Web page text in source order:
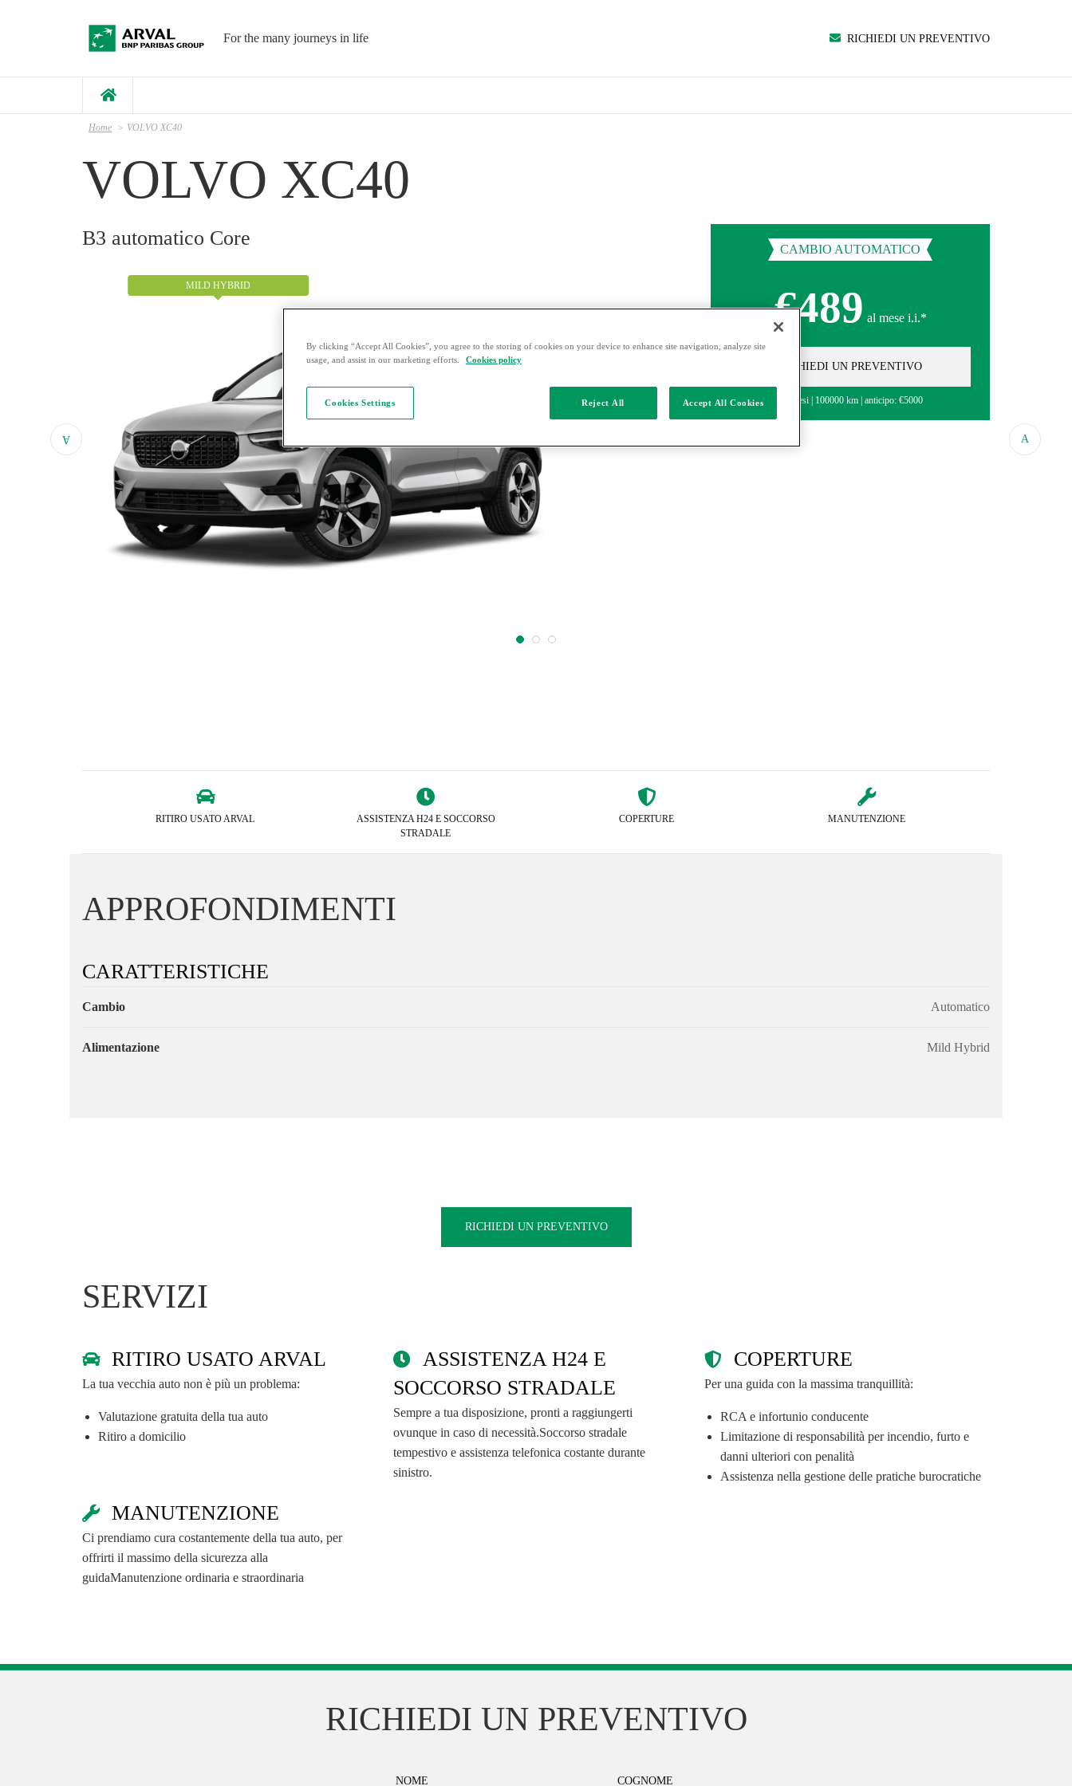
For the many journeys in life RICHIEDI UN PREVENTIVO
Home VOLVO XC40
VOLVO XC40
B3 automatico Core
MILD HYBRID
CAMBIO AUTOMATICO
€489 al mese i.i.*
RICHIEDI UN PREVENTIVO
36 Mesi 100000 km anticipo: €5000
RITIRO USATO ARVAL
ASSISTENZA H24 E SOCCORSO
STRADALE
COPERTURE MANUTENZIONE
APPROFONDIMENTI
CARATTERISTICHE
Cambio Automatico
Alimentazione Mild Hybrid
RICHIEDI UN PREVENTIVO
SERVIZI
RITIRO USATO ARVAL
La tua vecchia auto non è più un problema:
Valutazione gratuita della tua auto
Ritiro a domicilio
ASSISTENZA H24 E
SOCCORSO STRADALE
Sempre a tua disposizione, pronti a raggiungerti
ovunque in caso di necessità.Soccorso stradale
tempestivo e assistenza telefonica costante durante
sinistro.
COPERTURE
Per una guida con la massima tranquillità:
RCA e infortunio conducente
Limitazione di responsabilità per incendio, furto e
danni ulteriori con penalità
Assistenza nella gestione delle pratiche burocratiche
MANUTENZIONE
Ci prendiamo cura costantemente della tua auto, per
offrirti il massimo della sicurezza alla
guidaManutenzione ordinaria e straordinaria
RICHIEDI UN PREVENTIVO
NOME COGNOME
By clicking “Accept All Cookies”, you agree to the storing of cookies on your device to enhance site navigation, analyze site
usage, and assist in our marketing efforts.
Cookies policy
Reject All Accept All Cookies
Cookies Settings